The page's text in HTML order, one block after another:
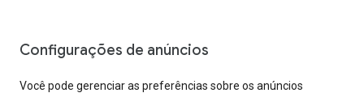
Configurações de anúncios
Você pode gerenciar as preferências sobre os anúncios